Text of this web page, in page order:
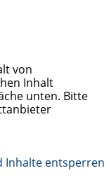
von
Inhalt
unten. Bitte
Inhalte entsperren